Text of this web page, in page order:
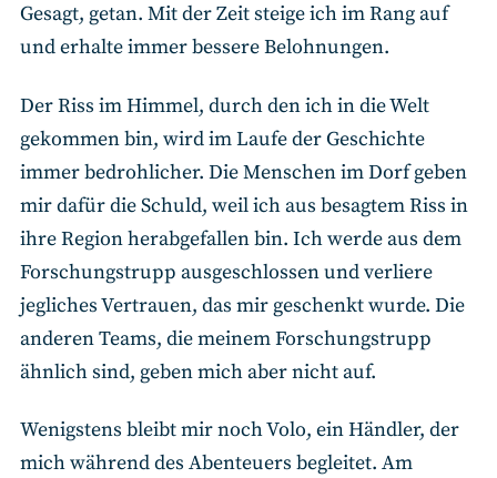
Gesagt, getan. Mit der Zeit steige ich im Rang auf
und erhalte immer bessere Belohnungen.
Der Riss im Himmel, durch den ich in die Welt
gekommen bin, wird im Laufe der Geschichte
immer bedrohlicher. Die Menschen im Dorf geben
mir dafür die Schuld, weil ich aus besagtem Riss in
ihre Region herabgefallen bin. Ich werde aus dem
Forschungstrupp ausgeschlossen und verliere
jegliches Vertrauen, das mir geschenkt wurde. Die
anderen Teams, die meinem Forschungstrupp
ähnlich sind, geben mich aber nicht auf.
Wenigstens bleibt mir noch Volo, ein Händler, der
mich während des Abenteuers begleitet. Am